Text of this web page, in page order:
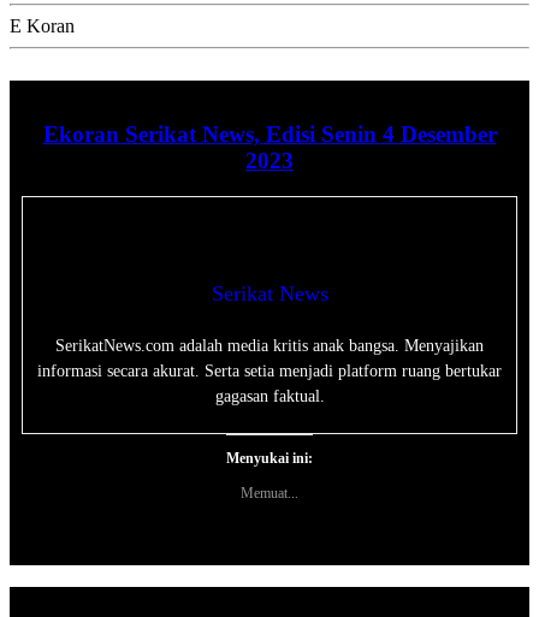
E Koran
Ekoran Serikat News, Edisi Senin 4 Desember
2023
Serikat News
SerikatNews.com adalah media kritis anak bangsa. Menyajikan
informasi secara akurat. Serta setia menjadi platform ruang bertukar
gagasan faktual.
Menyukai ini:
Memuat...